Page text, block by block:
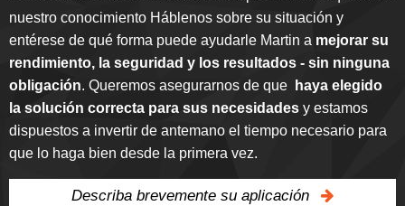
nuestro conocimiento Háblenos sobre su situación y
entérese de qué forma puede ayudarle Martin a mejorar su
rendimiento, la seguridad y los resultados - sin ninguna
obligación. Queremos asegurarnos de que
haya elegido
la solución correcta para sus necesidades y estamos
dispuestos a invertir de antemano el tiempo necesario para
que lo haga bien desde la primera vez.
Describa brevemente su aplicación